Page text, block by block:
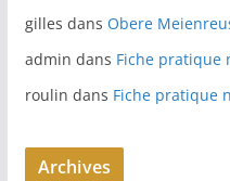
gilles dans Obere
admin dans Fiche pratique
roulin dans Fiche pratique
Archives